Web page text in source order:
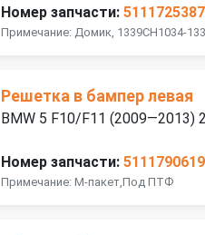
Номер запчасти:
Примечание: Домик, 1339CH1034-
Решетка в бампер левая
BMW 5 F10/F11 (2009—2013)
Номер запчасти:
Примечание: M-пакет,Под ПТФ